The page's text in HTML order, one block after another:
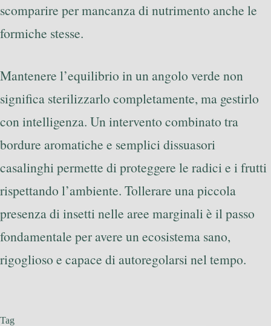
scomparire per mancanza di nutrimento anche le
formiche stesse.
Mantenere l’equilibrio in un angolo verde non
significa sterilizzarlo completamente, ma gestirlo
con intelligenza. Un intervento combinato tra
bordure aromatiche e semplici dissuasori
casalinghi permette di proteggere le radici e i frutti
rispettando l’ambiente. Tollerare una piccola
presenza di insetti nelle aree marginali è il passo
fondamentale per avere un ecosistema sano,
rigoglioso e capace di autoregolarsi nel tempo.
Tag